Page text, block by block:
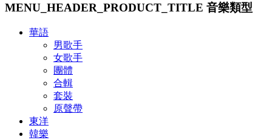
MENU_HEADER_PRODUCT_TITLE 音樂類型
華語
男歌手
女歌手
團體
合輯
套裝
原聲帶
東洋
韓樂